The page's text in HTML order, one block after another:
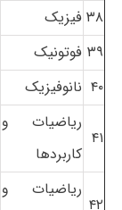
۳۸ فیزیک
۳۹ فوتونیک
۴۰ نانوفیزیک
۴۱
ریاضیات و
کاربردها
۴۲
ریاضیات و